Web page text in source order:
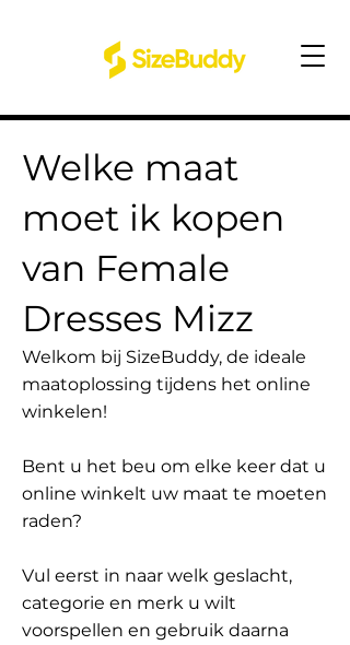
Welke maat
moet ik kopen
van Female
Dresses Mizz
Welkom bij SizeBuddy, de ideale
maatoplossing tijdens het online
winkelen!
Bent u het beu om elke keer dat u
online winkelt uw maat te moeten
raden?
Vul eerst in naar welk geslacht,
categorie en merk u wilt
voorspellen en gebruik daarna